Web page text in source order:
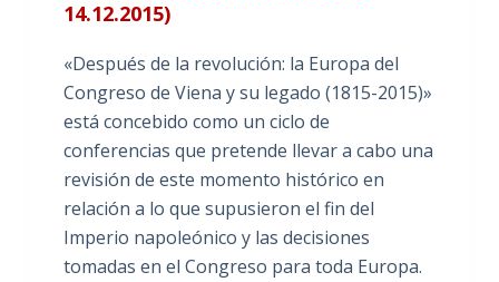
14.12.2015)
«Después de la revolución: la Europa del
Congreso de Viena y su legado (1815-2015)»
está concebido como un ciclo de
conferencias que pretende llevar a cabo una
revisión de este momento histórico en
relación a lo que supusieron el fin del
Imperio napoleónico y las decisiones
tomadas en el Congreso para toda Europa.